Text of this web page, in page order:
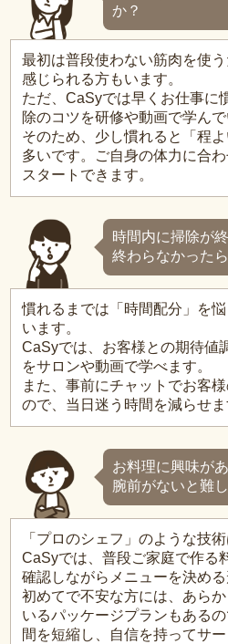
か？
最初は普段使わない筋肉を使
感じられる方もいます。
ただ、CaSyでは早くお仕事に
除のコツを研修や動画で学んで
そのため、少し慣れると「程
多いです。ご自身の体力に合
スタートできます。
時間内に掃除が
終わらなかった
慣れるまでは「時間配分」を
います。
CaSyでは、お客様との期待値
をサロンや動画で学べます。
また、事前にチャットでお客
ので、当日迷う時間を減らせま
お料理に興味が
腕前がないと難
「プロのシェフ」のような技
CaSyでは、普段ご家庭で作る
確認しながらメニューを決める
初めてで不安な方には、あら
いるパッケージプランもある
間を短縮し、自信を持ってサ